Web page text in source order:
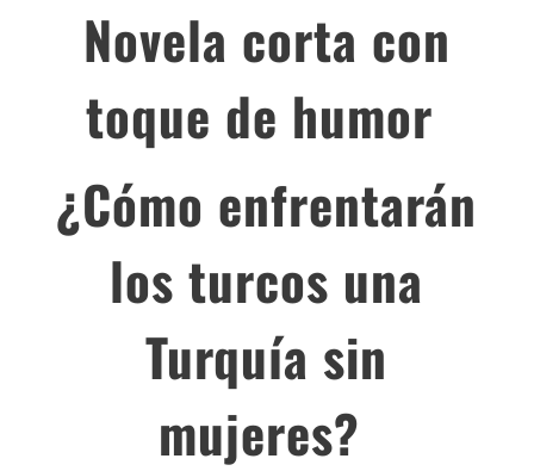
Novela corta con
toque de humor
¿Cómo enfrentarán
los turcos una
Turquía sin
mujeres?